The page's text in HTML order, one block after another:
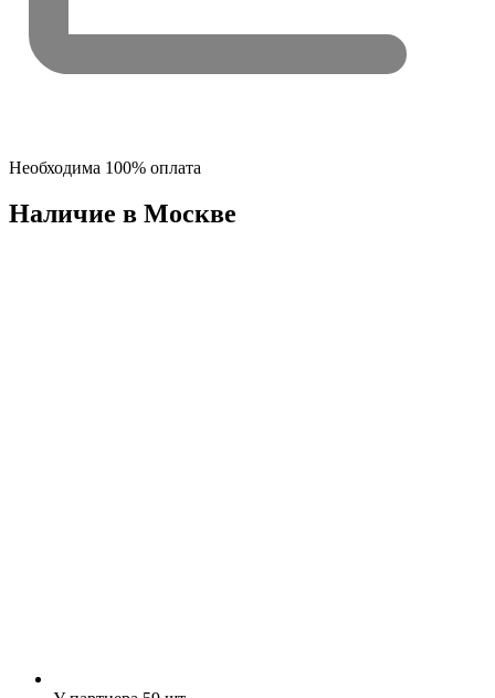
Необходима 100% оплата
Наличие в Москвe